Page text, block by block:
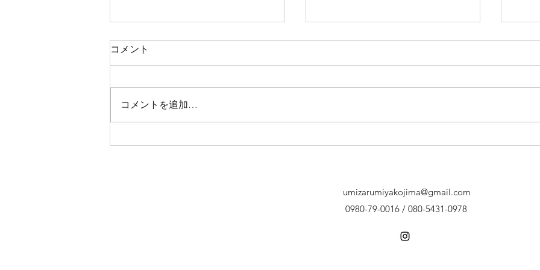
ウネリ大！でも水中は楽しい
久々にゆっくり潜れました(*
激
コメント
コメントを追加…
umizarumiyakojima@gmail.com
0980-79-0016 / 080-5431-0978